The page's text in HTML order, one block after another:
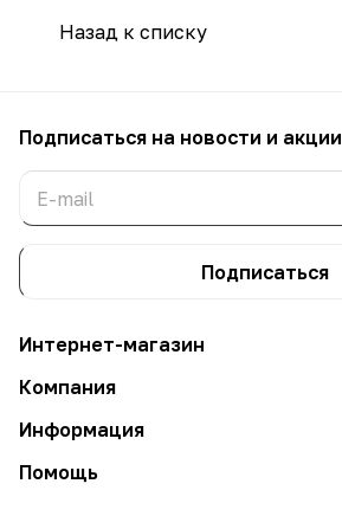
Назад к списку
Подписаться на новости и акции
Подписаться
Интернет-магазин
Компания
Информация
Помощь